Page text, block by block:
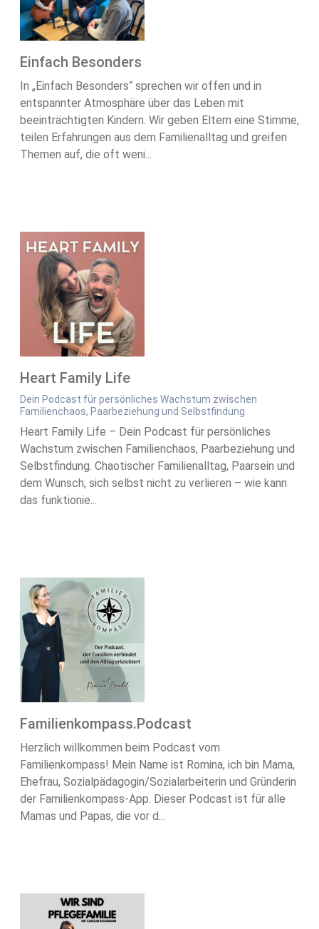
Einfach Besonders
In „Einfach Besonders“ sprechen wir offen und in
entspannter Atmosphäre über das Leben mit
beeinträchtigten Kindern. Wir geben Eltern eine Stimme,
teilen Erfahrungen aus dem Familienalltag und greifen
Themen auf, die oft weni...
Heart Family Life
Dein Podcast für persönliches Wachstum zwischen
Familienchaos, Paarbeziehung und Selbstfindung
Heart Family Life – Dein Podcast für persönliches
Wachstum zwischen Familienchaos, Paarbeziehung und
Selbstfindung. Chaotischer Familienalltag, Paarsein und
dem Wunsch, sich selbst nicht zu verlieren – wie kann
das funktionie...
Familienkompass.Podcast
Herzlich willkommen beim Podcast vom
Familienkompass! Mein Name ist Romina, ich bin Mama,
Ehefrau, Sozialpädagogin/Sozialarbeiterin und Gründerin
der Familienkompass-App. Dieser Podcast ist für alle
Mamas und Papas, die vor d...